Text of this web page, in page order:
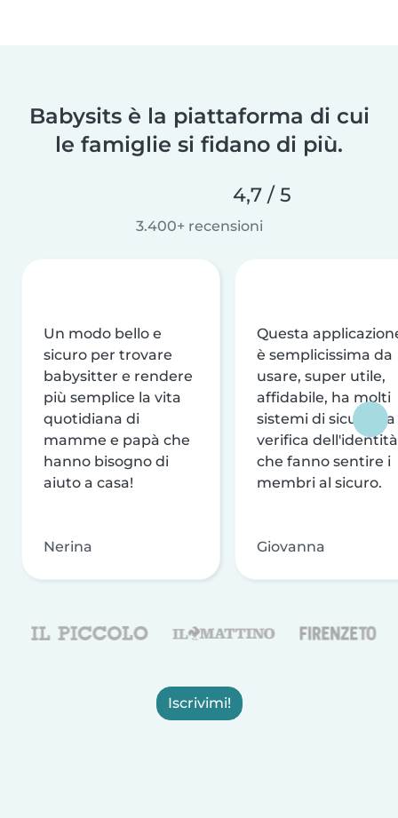
Babysits è la piattaforma di cui
le famiglie si fidano di più.
4,7 / 5
3.400+ recensioni
Un modo bello e
sicuro per trovare
babysitter e rendere
più semplice la vita
quotidiana di
mamme e papà che
hanno bisogno di
aiuto a casa!
Nerina
Questa
è semplicissima da
usare, super utile,
affidabile, ha molti
sistemi di sicurezza
verifica dell'identità
che fanno sentire i
membri al sicuro.
Giovanna
Iscrivimi!